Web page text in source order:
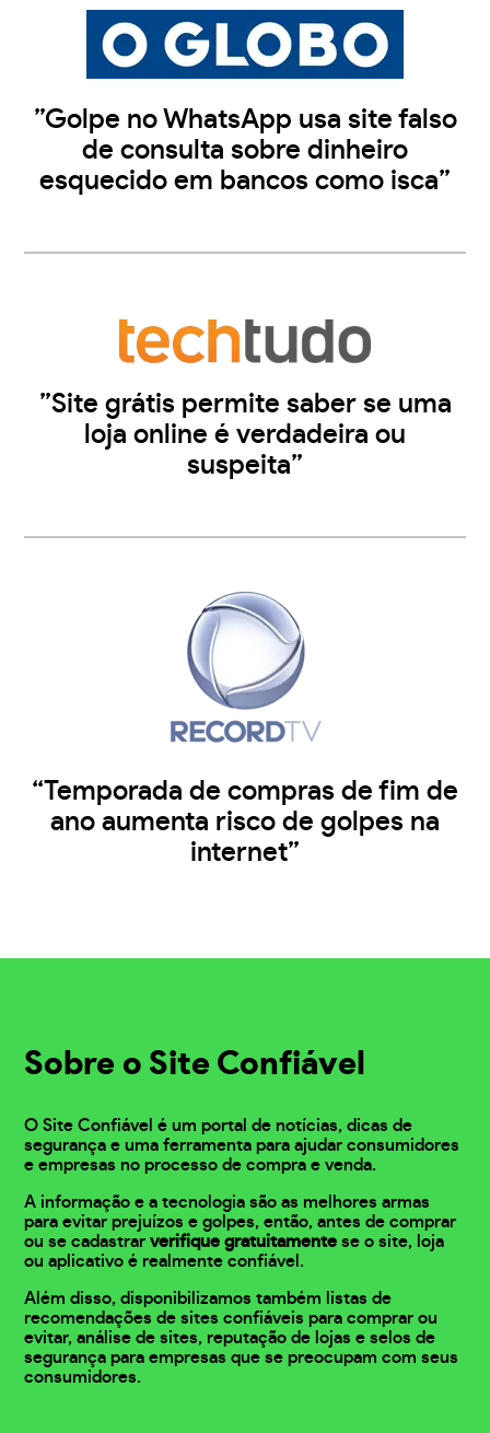
”Golpe no WhatsApp usa site falso
de consulta sobre dinheiro
esquecido em bancos como isca”
”Site grátis permite saber se uma
loja online é verdadeira ou
suspeita”
“Temporada de compras de fim de
ano aumenta risco de golpes na
internet”
Sobre o Site Confiável
O Site Confiável é um portal de notícias, dicas de
segurança e uma ferramenta para ajudar consumidores
e empresas no processo de compra e venda.
A informação e a tecnologia são as melhores armas
para evitar prejuízos e golpes, então, antes de comprar
ou se cadastrarverifique gratuitamente se o site, loja
ou aplicativo é realmente confiável.
Além disso, disponibilizamos também listas de
recomendações de sites confiáveis para comprar ou
evitar, análise de sites, reputação de lojas e selos de
segurança para empresas que se preocupam com seus
consumidores.